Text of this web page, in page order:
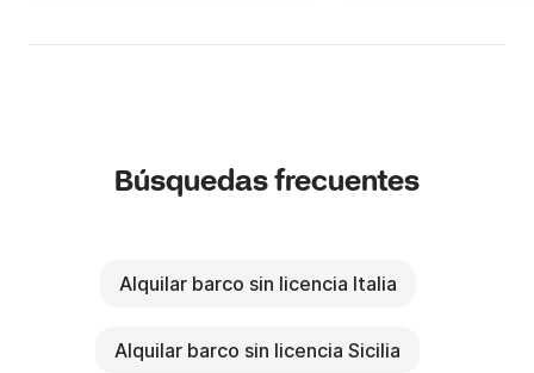
Búsquedas frecuentes
Alquilar barco sin licencia Italia
Alquilar barco sin licencia Sicilia